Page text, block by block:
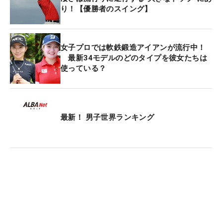
り！【優勝者のスイング】
女子プロでは軟鉄鍛造アイアンが流行中！
最新34モデルのどのタイプを彼女たちは
使っている？
最新！ 男子世界ランキング